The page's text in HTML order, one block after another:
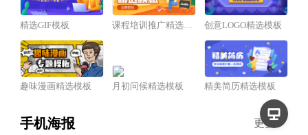
精选GIF模板 课程培训推广精选模板 创意LOGO精选模板
趣味漫画精选模板 月初问候精选模板 精美简历精选模板
手机海报 更多